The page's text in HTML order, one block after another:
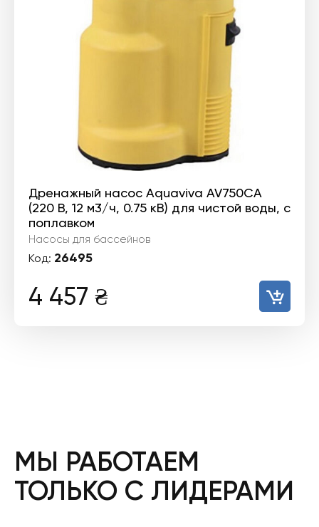
Дренажный насос Aquaviva AV750CA
(220 В, 12 м3/ч, 0.75 кВ) для чистой воды, с
поплавком
Насосы для бассейнов
Код: 26495
4 457 ₴
МЫ РАБОТАЕМ
ТОЛЬКО С ЛИДЕРАМИ